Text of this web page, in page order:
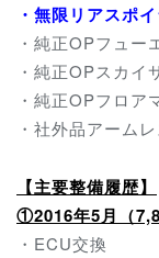
・無限リアスポ
・純正OPフュー
・純正OPスカイ
・純正OPフロア
・社外品アームレ
【主要整備履歴】
①2016年5月（
・ECU交換